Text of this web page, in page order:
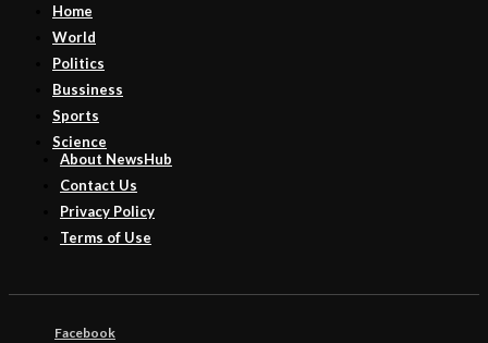
Home
World
Politics
Bussiness
Sports
Science
About NewsHub
Contact Us
Privacy Policy
Terms of Use
Facebook